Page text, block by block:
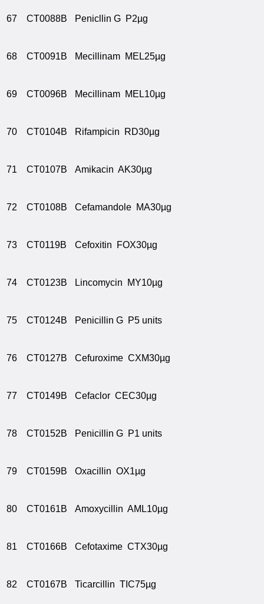
67 CT0088B Penicllin G P2µg
68 CT0091B Mecillinam MEL25µg
69 CT0096B Mecillinam MEL10µg
70 CT0104B Rifampicin RD30µg
71 CT0107B Amikacin AK30µg
72 CT0108B Cefamandole MA30µg
73 CT0119B Cefoxitin FOX30µg
74 CT0123B Lincomycin MY10µg
75 CT0124B Penicillin G P5 units
76 CT0127B Cefuroxime CXM30µg
77 CT0149B Cefaclor CEC30µg
78 CT0152B Penicillin G P1 units
79 CT0159B Oxacillin OX1µg
80 CT0161B Amoxycillin AML10µg
81 CT0166B Cefotaxime CTX30µg
82 CT0167B Ticarcillin TIC75µg